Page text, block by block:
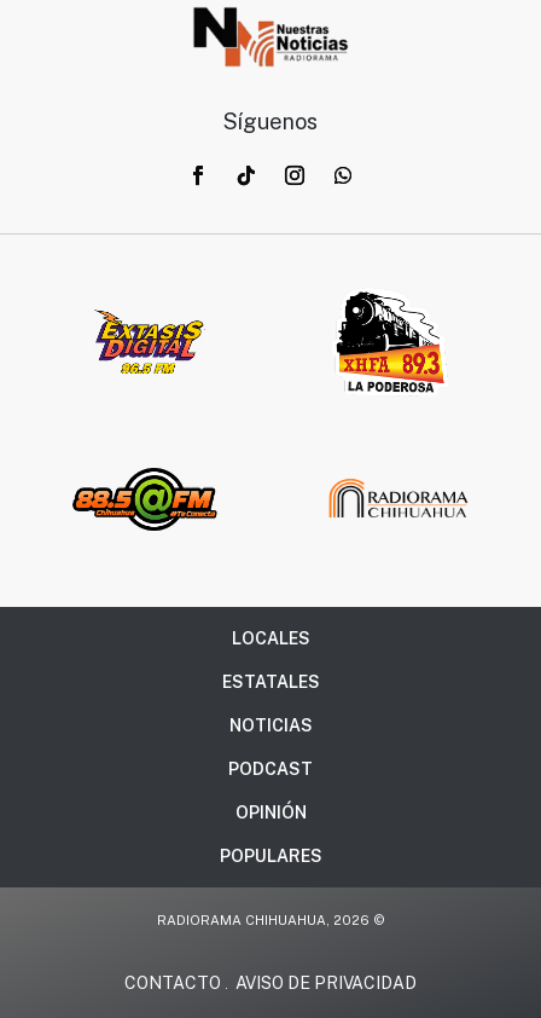
Síguenos
LOCALES
ESTATALES
NOTICIAS
PODCAST
OPINIÓN
POPULARES
RADIORAMA CHIHUAHUA, 2026 ©
CONTACTO AVISO DE PRIVACIDAD